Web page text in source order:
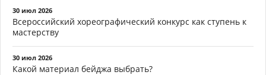
30 июл 2026
Всероссийский хореографический конкурс как ступень к
мастерству
30 июл 2026
Какой материал бейджа выбрать?